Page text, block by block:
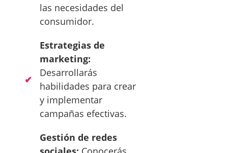
las necesidades del
consumidor.
Estrategias de
marketing:
Desarrollarás
habilidades para crear
y implementar
campañas efectivas.
Gestión de redes